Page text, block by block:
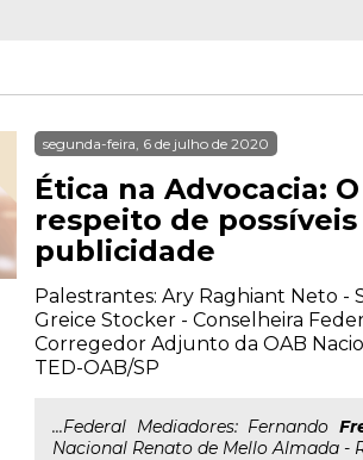
segunda-feira, 6 de julho de 2020
Ética na Advocacia:
respeito de
publicidade
Palestrantes: Ary Raghiant Neto -
Greice Stocker - Conselheira
Corregedor Adjunto da OAB
TED-OAB/SP
...Federal Mediadores: Fernando
Nacional Renato de Mello Almada -